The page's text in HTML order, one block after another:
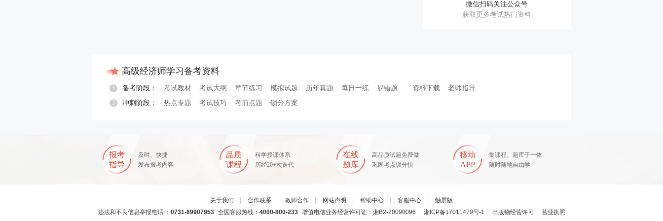
微信扫码关注公众号
获取更多考试热门资料
高级经济师学习备考资料
1 备考阶段： 考试教材 考试大纲 章节练习 模拟试题 历年真题 每日一练 易错题 资料下载
老师指导
2
冲刺阶段： 热点专题 考试技巧 考前点题 锁分方案
报考
指导
及时、快捷
发布报考内容
品质
课程
科学授课体系
历经20+次迭代
在线
题库
高品质试题免费做
巩固考点锁分快
移动
APP
集课程、题库于一体
随时随地自由学
关于我们 ┊ 合作联系 ┊ 教师合作 ┊ 网站声明 ┊ 帮助中心 ┊ 客服中心 ┊ 触屏版
违法和不良信息举报电话:： 0731-89907953全国客服热线： 4000-800-233增值电信业务经营许可证：湘B2-20090096 湘ICP备17011479号-1 出版物经营许可
营业执照